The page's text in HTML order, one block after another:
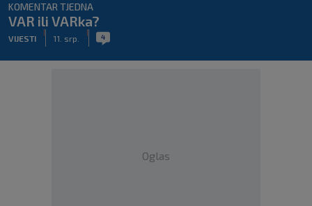
KOMENTAR TJEDNA
VAR ili VARka?
VIJESTI 11. srp. 4
Oglas